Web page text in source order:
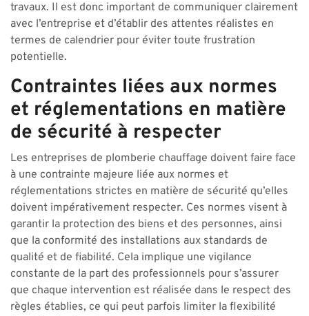
travaux. Il est donc important de communiquer clairement
avec l’entreprise et d’établir des attentes réalistes en
termes de calendrier pour éviter toute frustration
potentielle.
Contraintes liées aux normes
et réglementations en matière
de sécurité à respecter
Les entreprises de plomberie chauffage doivent faire face
à une contrainte majeure liée aux normes et
réglementations strictes en matière de sécurité qu’elles
doivent impérativement respecter. Ces normes visent à
garantir la protection des biens et des personnes, ainsi
que la conformité des installations aux standards de
qualité et de fiabilité. Cela implique une vigilance
constante de la part des professionnels pour s’assurer
que chaque intervention est réalisée dans le respect des
règles établies, ce qui peut parfois limiter la flexibilité